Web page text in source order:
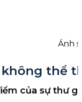
Ánh
thể
của sự thư